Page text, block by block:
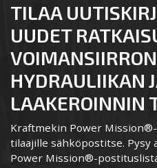
TILAA
UUDET
HYDRAULIIKAN
LAAKEROINNIN
Kraftmekin Power
tilaajille sähköpostitse. Pysy
Power Mission®-